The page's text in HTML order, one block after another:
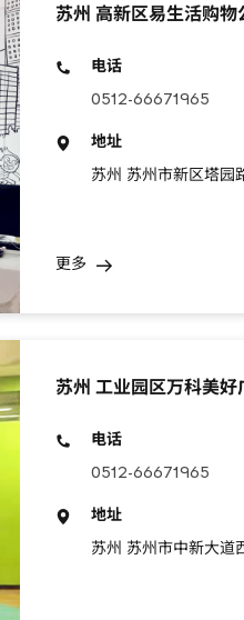
苏州 高新区易生活购物
电话
0512-66671965
地址
苏州 苏州市新区塔园
更多
苏州 工业园区万科美好
电话
0512-66671965
地址
苏州 苏州市中新大道